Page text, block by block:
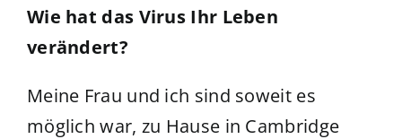
Wie hat das Virus Ihr Leben
verändert?
Meine Frau und ich sind soweit es
möglich war, zu Hause in Cambridge